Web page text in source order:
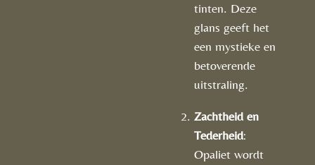
tinten. Deze
glans geeft het
een mystieke en
betoverende
uitstraling.
Zachtheid en
Tederheid:
Opaliet wordt